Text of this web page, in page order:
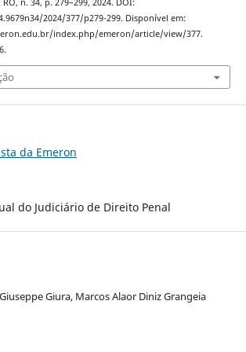
2024/377/p279-299. Disponível em:
index.php/emeron/article/view/377.
da Emeron
do Judiciário de Direito Penal
Giura, Marcos Alaor Diniz Grangeia